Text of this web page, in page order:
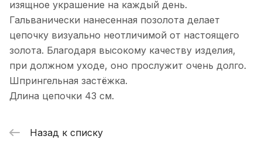
изящное украшение на каждый день.
Гальванически нанесенная позолота делает
цепочку визуально неотличимой от настоящего
золота. Благодаря высокому качеству изделия,
при должном уходе, оно прослужит очень долго.
Шпрингельная застёжка.
Длина цепочки 43 см.
Назад к списку